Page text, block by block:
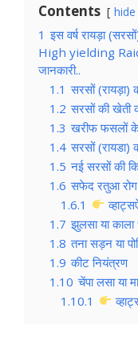
Contents hide
1 इस वर्ष रायड़ा
High yielding
जानकारी..
1.1 सरसों (रायड़ा)
1.2 सरसों की खेती
1.3 खरीफ फसलों
1.4 सरसों (रायडा)
1.5 नई सरसों की
1.6 सफेद रतुआ रोग
1.6.1
1.7 झुलसा या काला
1.8 तना सड़न या
1.9 कीट नियंत्रण
1.10 चेंपा लसा या
1.10.1